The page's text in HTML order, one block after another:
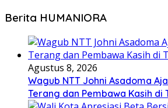
Berita HUMANIORA
Agustus 8, 2026
Wagub NTT Johni Asadoma
Terang dan Pembawa Kasih di